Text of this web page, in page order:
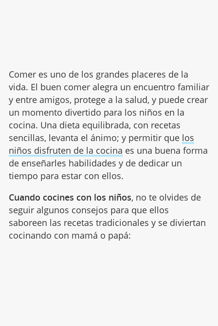
Comer es uno de los grandes placeres de la
vida. El buen comer alegra un encuentro familiar
y entre amigos, protege a la salud, y puede crear
un momento divertido para los niños en la
cocina. Una dieta equilibrada, con recetas
sencillas, levanta el ánimo; y permitir que los
niños disfruten de la cocina es una buena forma
de enseñarles habilidades y de dedicar un
tiempo para estar con ellos.
Cuando cocines con los niños, no te olvides de
seguir algunos consejos para que ellos
saboreen las recetas tradicionales y se diviertan
cocinando con mamá o papá: